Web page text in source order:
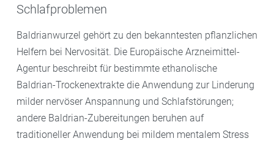
Schlafproblemen
Baldrianwurzel gehört zu den bekanntesten pflanzlichen
Helfern bei Nervosität. Die Europäische Arzneimittel-
Agentur beschreibt für bestimmte ethanolische
Baldrian-Trockenextrakte die Anwendung zur Linderung
milder nervöser Anspannung und Schlafstörungen;
andere Baldrian-Zubereitungen beruhen auf
traditioneller Anwendung bei mildem mentalem Stress